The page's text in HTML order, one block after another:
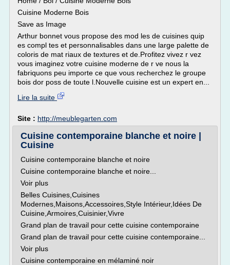
Cuisine Moderne Bois
Save as Image
Arthur bonnet vous propose des mod les de cuisines quip
es compl tes et personnalisables dans une large palette de
coloris de mat riaux de textures et de.Profitez vivez r vez
vous imaginez votre cuisine moderne de r ve nous la
fabriquons peu importe ce que vous recherchez le groupe
bois dor poss de toute l.Nouvelle cuisine est un expert en...
Lire la suite
Site : http://meublegarten.com
Cuisine contemporaine blanche et noire |
Cuisine
Cuisine contemporaine blanche et noire
Cuisine contemporaine blanche et noire...
Voir plus
Belles Cuisines,Cuisines
Modernes,Maisons,Accessoires,Style Intérieur,Idées De
Cuisine,Armoires,Cuisinier,Vivre
Grand plan de travail pour cette cuisine contemporaine
Grand plan de travail pour cette cuisine contemporaine...
Voir plus
Cuisine contemporaine en mélaminé noir